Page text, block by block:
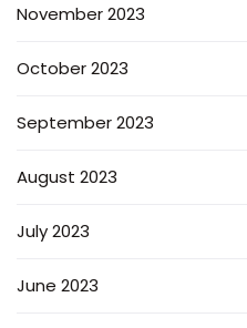
November 2023
October 2023
September 2023
August 2023
July 2023
June 2023